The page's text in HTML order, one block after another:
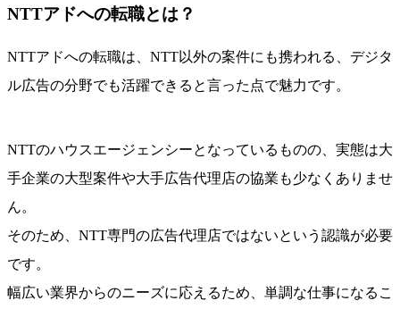
NTTアドへの転職とは？
NTTアドへの転職は、NTT以外の案件にも携われる、デジタ
ル広告の分野でも活躍できると言った点で魅力です。
NTTのハウスエージェンシーとなっているものの、実態は大
手企業の大型案件や大手広告代理店の協業も少なくありませ
ん。
そのため、NTT専門の広告代理店ではないという認識が必要
です。
幅広い業界からのニーズに応えるため、単調な仕事になるこ